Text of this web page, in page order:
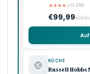
★★★★★(3.450)
€99,99
Auf
🍲 KÜCHE
Russell Hobbs